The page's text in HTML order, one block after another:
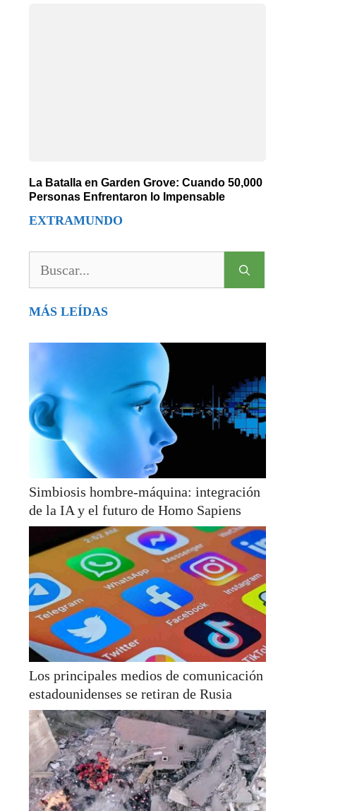
La Batalla en Garden Grove: Cuando 50,000
Personas Enfrentaron lo Impensable
EXTRAMUNDO
MÁS LEÍDAS
Simbiosis hombre-máquina: integración
de la IA y el futuro de Homo Sapiens
Los principales medios de comunicación
estadounidenses se retiran de Rusia